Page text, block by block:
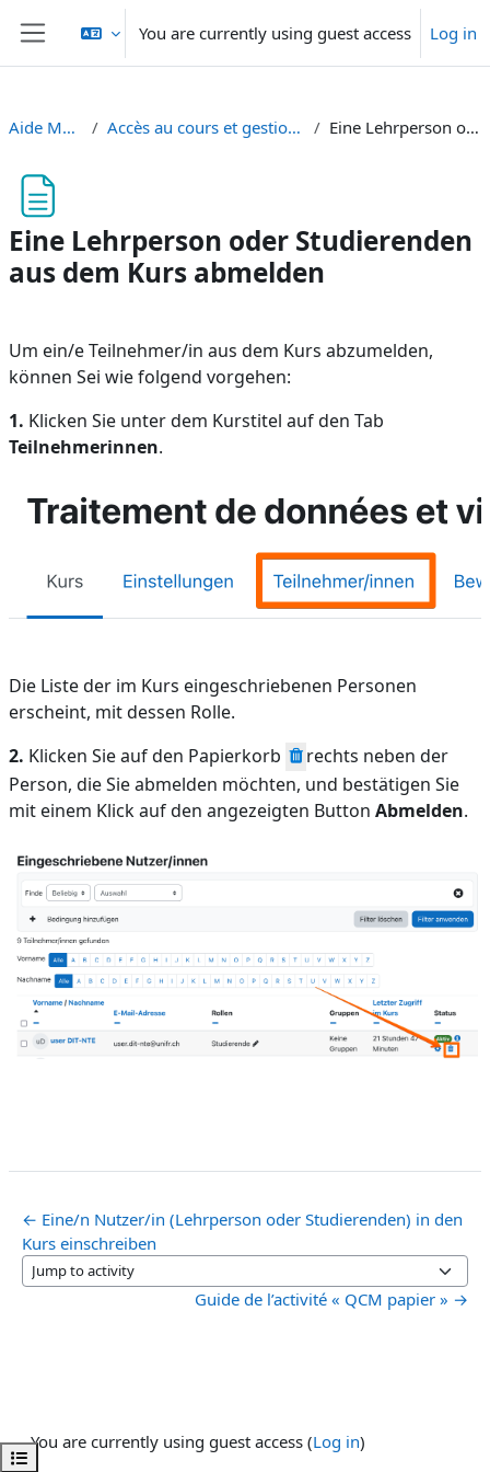
Skip to main content
Side panel
You are currently using guest access Log in
Open course index
Aide Moodle - Moodle Hilfe Accès au cours et gestion des utilisateurs - Kurszugriff und Nutzerverwaltung Eine Lehrperson oder Studierenden aus dem Kurs abmelden
Eine Lehrperson oder Studierenden
aus dem Kurs abmelden
Um ein/e Teilnehmer/in aus dem Kurs abzumelden,
können Sei wie folgend vorgehen:
1. Klicken Sie unter dem Kurstitel aufden Tab
Teilnehmerinnen.
Die Liste der im Kurs eingeschriebenen Personen
erscheint, mit dessen Rolle.
2. Klicken Sie auf den Papierkorb
rechts neben der
Person, die Sie abmelden möchten, und bestätigen Sie
mit einem Klick auf den angezeigten Button Abmelden.
← Eine/n Nutzer/in (Lehrperson oder Studierenden) in den
Kurs einschreiben
Jump to activity
Guide de l’activité « QCM papier » →
You are currently using guest access (Log in)